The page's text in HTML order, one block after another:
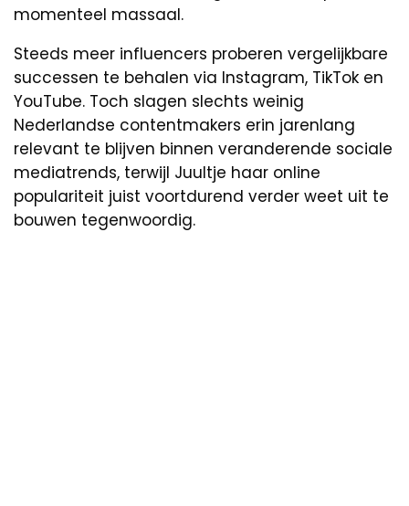
momenteel massaal.
Steeds meer influencers proberen vergelijkbare
successen te behalen via Instagram, TikTok en
YouTube. Toch slagen slechts weinig
Nederlandse contentmakers erin jarenlang
relevant te blijven binnen veranderende sociale
mediatrends, terwijl Juultje haar online
populariteit juist voortdurend verder weet uit te
bouwen tegenwoordig.